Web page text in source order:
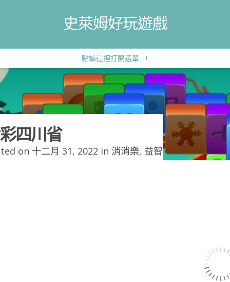
史萊姆好玩遊戲
點擊這裡打開選單 +
四川省
on 十二月 31, 2022 in 消消樂, 益智